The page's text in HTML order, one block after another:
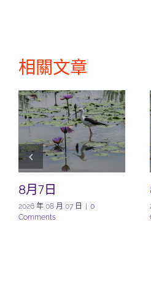
相關文章
8月7日
2026 年 08 月 07 日
0
Comments